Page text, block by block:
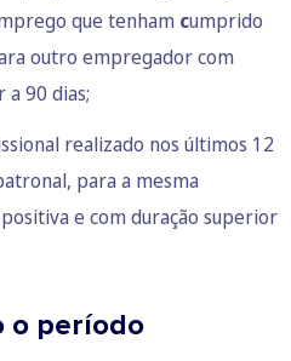
que tenham cumprido
outro empregador com
a 90 dias;
realizado nos últimos 12
para a mesma
e com duração superior
o período